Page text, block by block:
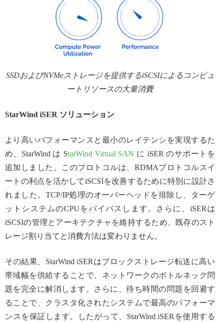
SSDおよびNVMeストレージを提供するiSCSIによるコンピュ
ートリソースの大量消費
StarWind iSER ソリューション
より高いパフォーマンスと最小のレイテンシを実現するた
め、StarWind は StarWind Virtual SAN に iSER のサポートを
追加しました。このプロトコルは、RDMAプロトコルスイ
ートの利点を活かしてiSCSIを改善するために特別に設計さ
れました。TCP/IP処理のオーバーヘッドを排除し、ターゲ
ットシステムのCPUをバイパスします。さらに、iSERは
iSCSIの管理とアーキテクチャを維持するため、既存のスト
レージ割り当てと消費方法は変わりません。
その結果、StarWind iSERはブロックストレージ転送に高い
帯域幅を供給することで、ネットワークのボトルネック問
題を完全に解消します。さらに、待ち時間の問題を回避す
ることで、クラスタ化されたシステムで最高のパフォーマ
ンスを保証します。したがって、StarWind iSERを使用する